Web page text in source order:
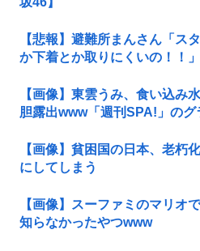
【悲報】避難所まんさん「ス
か下着とか取りにくいの！！」
【画像】東雲うみ、食い込み
胆露出www「週刊SPA!」のグ
【画像】貧困国の日本、老朽
にしてしまう
【画像】スーファミのマリオ
知らなかったやつwww